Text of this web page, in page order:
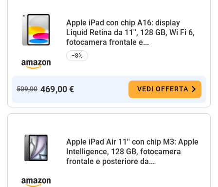
Apple iPad con chip A16: display
Liquid Retina da 11'', 128 GB, Wi Fi 6,
fotocamera frontale e...
−8%
509,00 469,00 € VEDI OFFERTA
Apple iPad Air 11'' con chip M3: Apple
Intelligence, 128 GB, fotocamera
frontale e posteriore da...